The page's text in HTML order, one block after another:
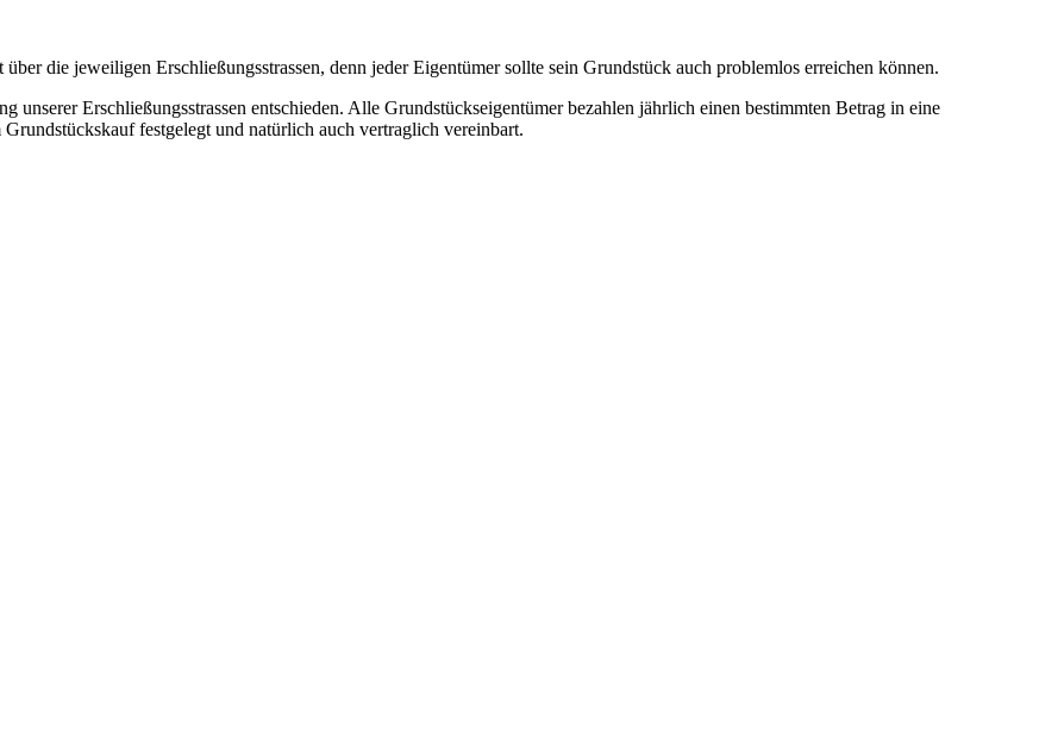
über die jeweiligen Erschließungsstrassen, denn jeder Eigentümer sollte sein Grundstück auch problemlos erreichen können.
unserer Erschließungsstrassen entschieden. Alle Grundstückseigentümer bezahlen jährlich einen bestimmten Betrag in eine
festgelegt und natürlich auch vertraglich vereinbart.